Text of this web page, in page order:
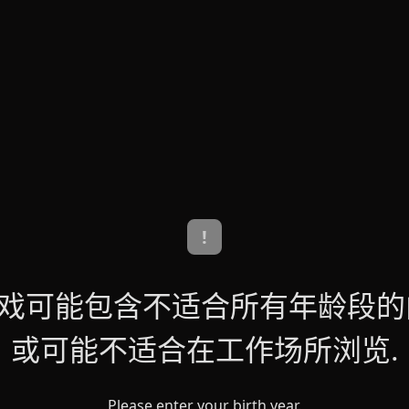
!
可能包含不适合所有年龄段
或可能不适合在工作场所浏览.